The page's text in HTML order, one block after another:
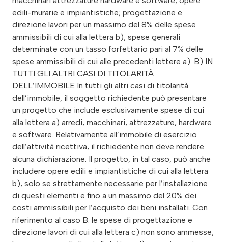
edili-murarie e impiantistiche; progettazione e
direzione lavori per un massimo del 8% delle spese
ammissibili di cui alla lettera b); spese generali
determinate con un tasso forfettario pari al 7% delle
spese ammissibili di cui alle precedenti lettere a). B) IN
TUTTI GLI ALTRI CASI DI TITOLARITÀ
DELL’IMMOBILE In tutti gli altri casi di titolarità
dell’immobile, il soggetto richiedente può presentare
un progetto che include esclusivamente spese di cui
alla lettera a) arredi, macchinari, attrezzature, hardware
e software. Relativamente all’immobile di esercizio
dell’attività ricettiva, il richiedente non deve rendere
alcuna dichiarazione. Il progetto, in tal caso, può anche
includere opere edili e impiantistiche di cui alla lettera
b), solo se strettamente necessarie per l’installazione
di questi elementi e fino a un massimo del 20% dei
costi ammissibili per l’acquisto dei beni installati. Con
riferimento al caso B: le spese di progettazione e
direzione lavori di cui alla lettera c) non sono ammesse;